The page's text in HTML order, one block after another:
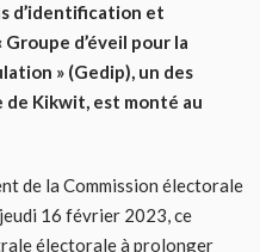
d’identification et
d’éveil pour la
» (Gedip), un des
de Kikwit, est monté au
de la Commission électorale
16 février 2023, ce
électorale à prolonger